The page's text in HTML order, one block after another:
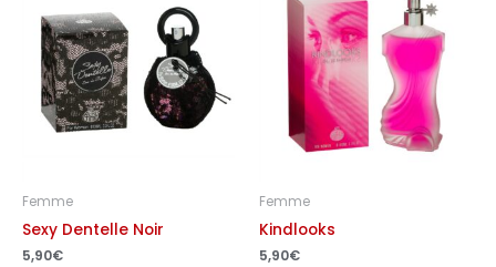
Femme
Sexy Dentelle Noir
5,90€
Femme
Kindlooks
5,90€